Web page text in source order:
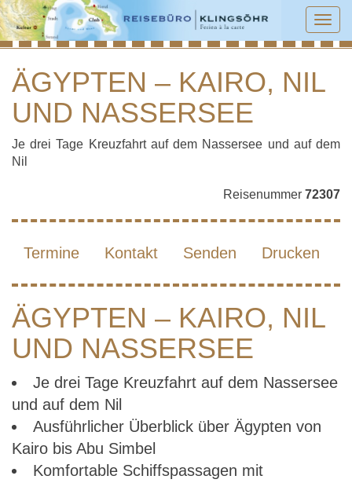
ÄGYPTEN – KAIRO, NIL UND
NASSERSEE
ÄGYPTEN – KAIRO, NIL
UND NASSERSEE
Je drei Tage Kreuzfahrt auf dem Nassersee und auf dem
Nil
Reisenummer 72307
Termine Kontakt Senden Drucken
ÄGYPTEN – KAIRO, NIL
UND NASSERSEE
Je drei Tage Kreuzfahrt auf dem Nassersee
und auf dem Nil
Ausführlicher Überblick über Ägypten von
Kairo bis Abu Simbel
Komfortable Schiffspassagen mit